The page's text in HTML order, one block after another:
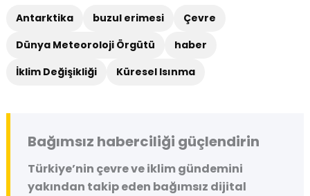
Antarktika buzul erimesi
Çevre
Dünya Meteoroloji Örgütü
haber
İklim Değişikliği
Küresel Isınma
Bağımsız haberciliği güçlendirin
Türkiye’nin çevre ve iklim gündemini
yakından takip eden bağımsız dijital